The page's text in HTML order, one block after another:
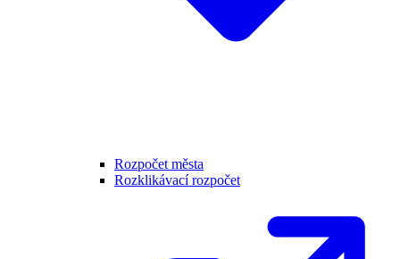
Rozpočet města
Rozklikávací rozpočet